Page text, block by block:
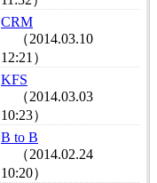
CRM
（2014.03.10
12:21）
KFS
（2014.03.03
10:23）
B to B
（2014.02.24
10:20）